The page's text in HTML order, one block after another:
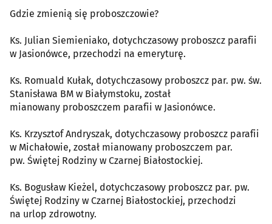
Gdzie zmienią się proboszczowie?
Ks. Julian Siemieniako, dotychczasowy proboszcz parafii
w Jasionówce, przechodzi na emeryturę.
Ks. Romuald Kułak, dotychczasowy proboszcz par. pw. św.
Stanisława BM w Białymstoku, został
mianowany proboszczem parafii w Jasionówce.
Ks. Krzysztof Andryszak, dotychczasowy proboszcz parafii
w Michałowie, został mianowany proboszczem par.
pw. Świętej Rodziny w Czarnej Białostockiej.
Ks. Bogusław Kieżel, dotychczasowy proboszcz par. pw.
Świętej Rodziny w Czarnej Białostockiej, przechodzi
na urlop zdrowotny.